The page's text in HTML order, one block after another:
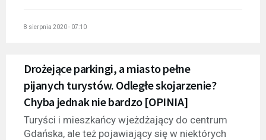
8 sierpnia 2020 - 07:10
Drożejące parkingi, a miasto pełne
pijanych turystów. Odległe skojarzenie?
Chyba jednak nie bardzo [OPINIA]
Turyści i mieszkańcy wjeżdżający do centrum
Gdańska, ale też pojawiający się w niektórych